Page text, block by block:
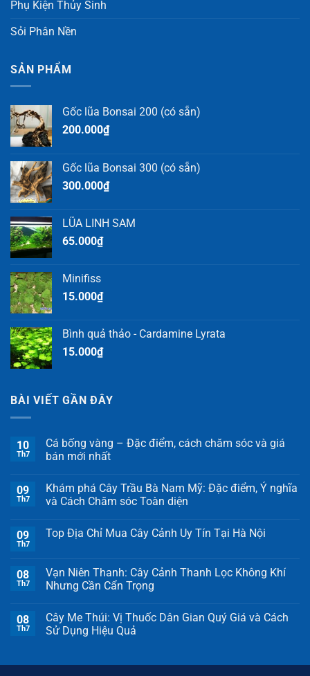
Phụ Kiện Thủy Sinh
Sỏi Phân Nền
SẢN PHẨM
Gốc lũa Bonsai 200 (có sẵn)
200.000₫
Gốc lũa Bonsai 300 (có sẵn)
300.000₫
LŨA LINH SAM
65.000₫
Minifiss
15.000₫
Bình quả thảo - Cardamine Lyrata
15.000₫
BÀI VIẾT GẦN ĐÂY
10
Th7
Cá bống vàng – Đặc điểm, cách chăm sóc và giá
bán mới nhất
09
Th7
Khám phá Cây Trầu Bà Nam Mỹ: Đặc điểm, Ý nghĩa
và Cách Chăm sóc Toàn diện
09
Th7
Top Địa Chỉ Mua Cây Cảnh Uy Tín Tại Hà Nội
08
Th7
Vạn Niên Thanh: Cây Cảnh Thanh Lọc Không Khí
Nhưng Cần Cẩn Trọng
08
Th7
Cây Me Thúi: Vị Thuốc Dân Gian Quý Giá và Cách
Sử Dụng Hiệu Quả